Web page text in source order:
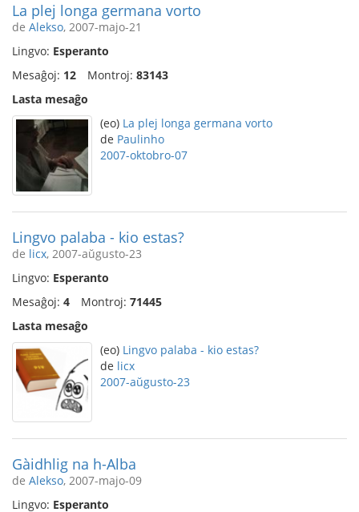
La plej longa germana vorto
de Alekso, 2007-majo-21
Lingvo: Esperanto
Mesaĝoj: 12 Montroj: 83143
Lasta mesaĝo
(eo) La plej longa germana vorto
de Paulinho
2007-oktobro-07
Lingvo palaba - kio estas?
de licx, 2007-aŭgusto-23
Lingvo: Esperanto
Mesaĝoj: 4 Montroj: 71445
Lasta mesaĝo
(eo) Lingvo palaba - kio estas?
de licx
2007-aŭgusto-23
Gàidhlig na h-Alba
de Alekso, 2007-majo-09
Lingvo: Esperanto